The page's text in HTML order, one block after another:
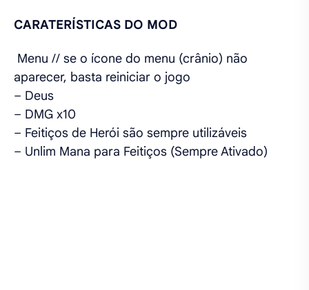
CARATERÍSTICAS DO MOD
Menu // se o ícone do menu (crânio) não
aparecer, basta reiniciar o jogo
– Deus
– DMG x10
– Feitiços de Herói são sempre utilizáveis
– Unlim Mana para Feitiços (Sempre Ativado)